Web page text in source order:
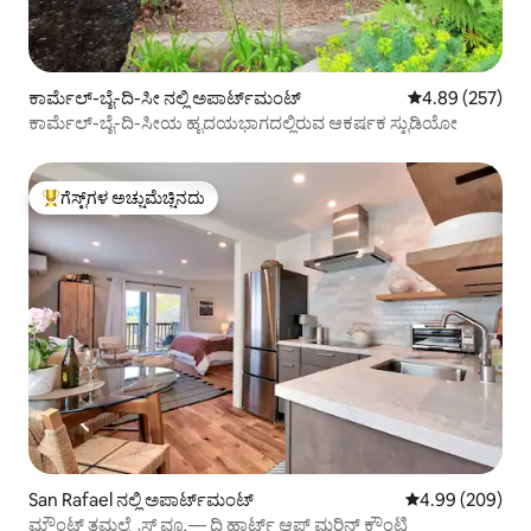
ಕಾರ್ಮೆಲ್-ಬೈ-ದಿ-ಸೀ ನಲ್ಲಿ ಅಪಾರ್ಟ್‌ಮಂಟ್ 5 ರಲ್ಲಿ 4.89
4.89 (257)
ಕಾರ್ಮೆಲ್-ಬೈ-ದಿ-ಸೀಯ ಹೃದಯಭಾಗದಲ್ಲಿರುವ ಆಕರ್ಷಕ ಸ್ಟುಡಿಯೋ
ಗೆಸ್ಟ್‌ಗಳಿಗೆ ಅತಿ ಹೆಚ್ಚು ಅಚ್ಚುಮೆಚ್ಚಿನದು
ಗೆಸ್ಟ್‌ಗಳ ಅಚ್ಚುಮೆಚ್ಚಿನದು
San Rafael ನಲ್ಲಿ ಅಪಾರ್ಟ್‌ಮಂಟ್ 5 ರಲ್ಲಿ 4.99
4.99 (209)
ಮೌಂಟ್ ತಮಲ್ಪೈಸ್ ವ್ಯೂ — ದಿ ಹಾರ್ಟ್ ಆಫ್ ಮರಿನ್ ಕೌಂಟಿ